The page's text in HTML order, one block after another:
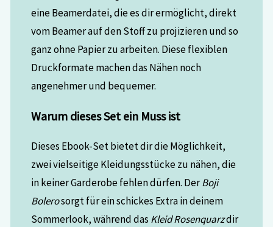
eine Beamerdatei, die es dir ermöglicht, direkt
vom Beamer auf den Stoff zu projizieren und so
ganz ohne Papier zu arbeiten. Diese flexiblen
Druckformate machen das Nähen noch
angenehmer und bequemer.
Warum dieses Set ein Muss ist
Dieses Ebook-Set bietet dir die Möglichkeit,
zwei vielseitige Kleidungsstücke zu nähen, die
in keiner Garderobe fehlen dürfen. DerBoji
Bolerosorgt für ein schickes Extra in deinem
Sommerlook, während das Kleid Rosenquarzdir